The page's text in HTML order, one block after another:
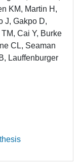
KM, Martin H,
J, Gakpo D,
Cai Y, Burke
CL, Seaman
Lauffenburger